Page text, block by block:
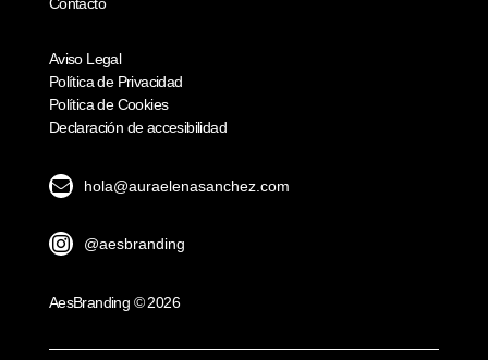
Aviso Legal
Política de Privacidad
Política de Cookies
Declaración de accesibilidad
 hola@auraelenasanchez.com
 @aesbranding
AesBranding © 2026